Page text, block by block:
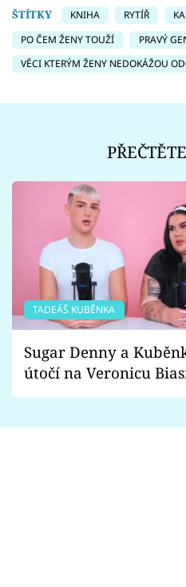
ŠTÍTKY
KNIHA RYTÍŘ
PO ČEM ŽENY TOUŽÍ
PRAVÝ
VĚCI KTERÝM ŽENY NEDOKÁŽOU
TADEÁŠ KUBĚNKA
Sugar Denny a
útočí na Veronicu
Proč je podle nich